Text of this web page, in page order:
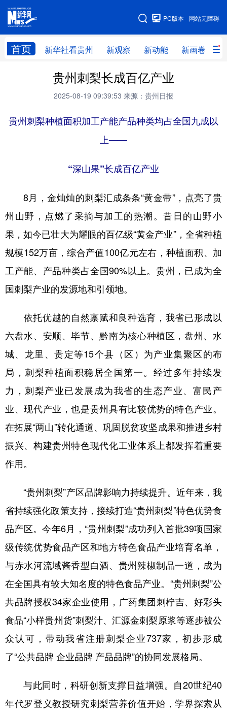
网站无障碍
PC版本
首页 新华社看贵州 新观察 新动能 新画卷
网站地图
新华社看贵州 新观察 新动能
贵州领导 人事
专题 访谈 直播 视频
数字贵州 律动贵州
六盘水 毕节 铜仁 黔东南
地方频道
北京 天津
浙江 安徽 福建 江西
山东 河南 湖北 湖南
广东 广西 海南 重庆
四川 贵州 云南 西藏
陕西 甘肃 青海 宁夏
English Español Français عربى
Deutsch Português
贵州刺梨长成百亿产业
2025-08-19 09:39:53 来源：贵州日报
贵州刺梨种植面积加工产能产品种类均占全国九成以
上——
“深山果”长成百亿产业
8月，金灿灿的刺梨汇成条条“黄金带”，点亮了贵
州山野，点燃了采摘与加工的热潮。昔日的山野小
果，如今已壮大为耀眼的百亿级“黄金产业”，全省种植
规模152万亩，综合产值100亿元左右，种植面积、加
工产能、产品种类占全国90%以上。贵州，已成为全
国刺梨产业的发源地和引领地。
依托优越的自然禀赋和良种选育，我省已形成以
六盘水、安顺、毕节、黔南为核心种植区，盘州、水
城、龙里、贵定等15个县（区）为产业集聚区的布
局，刺梨种植面积稳居全国第一。经过多年持续发
力，刺梨产业已发展成为我省的生态产业、富民产
业、现代产业，也是贵州具有比较优势的特色产业。
在拓展“两山”转化通道、巩固脱贫攻坚成果和推进乡村
振兴、构建贵州特色现代化工业体系上都发挥着重要
作用。
“贵州刺梨”产区品牌影响力持续提升。近年来，我
省持续强化政策支持，接续打造“贵州刺梨”特色优势食
品产区。今年6月，“贵州刺梨”成功列入首批39项国家
级传统优势食品产区和地方特色食品产业培育名单，
与赤水河流域酱香型白酒、贵州辣椒制品一道，成为
在全国具有较大知名度的特色食品产业。“贵州刺梨”公
共品牌授权34家企业使用，广药集团刺柠吉、好彩头
食品“小样贵州货”刺梨汁、汇源金刺梨原浆等逐步被公
众认可，带动我省注册刺梨企业737家，初步形成
了“公共品牌 企业品牌 产品品牌”的协同发展格局。
与此同时，科研创新支撑日益增强。自20世纪40
年代罗登义教授研究刺梨营养价值开始，学界探索从